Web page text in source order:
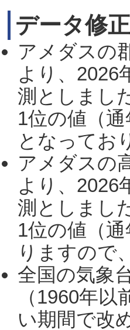
データ修
アメダスの
より、2026
測としまし
1位の値（
となってお
アメダスの
より、2026
測としまし
1位の値（
りますので
全国の気象
（1960年
い期間で改